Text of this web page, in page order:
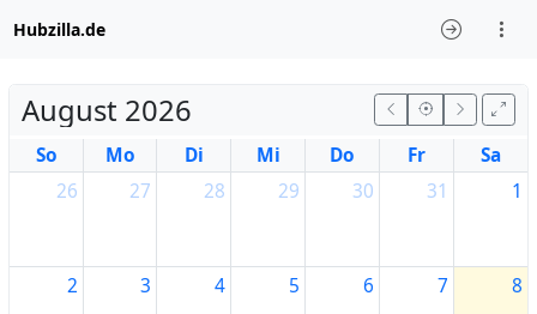
Hubzilla.de
August 2026
So Mo Di Mi Do Fr
Sa
26
27 28 29 30 31 1
2 3 4 5 6 7 8